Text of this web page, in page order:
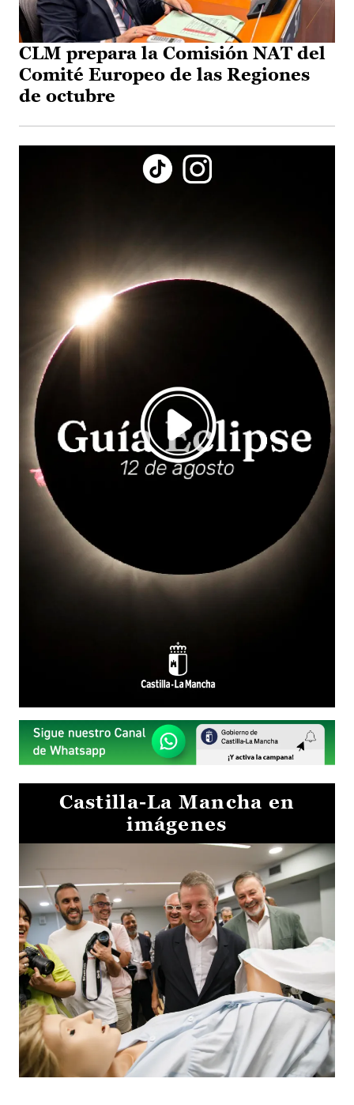
CLM prepara la Comisión NAT del
Comité Europeo de las Regiones
de octubre
Castilla-La Mancha en
imágenes